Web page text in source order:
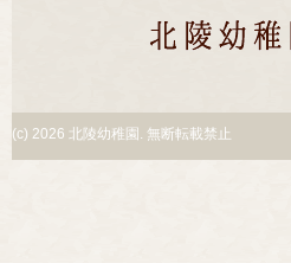
(c) 2026 北陵幼稚園. 無断転載禁止